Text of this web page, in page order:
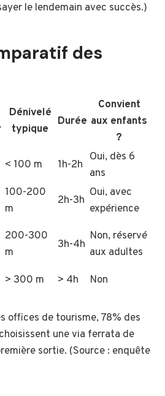
le lendemain avec succès.)
des
Dénivelé
typique
Durée
Convient
aux enfants
?
< 100 m 1h-2h
Oui, dès 6
ans
100-200
m
2h-3h
Oui, avec
expérience
200-300
m
3h-4h
Non, réservé
aux adultes
> 300 m > 4h Non
offices de tourisme, 78% des
une via ferrata de
sortie. (Source : enquête